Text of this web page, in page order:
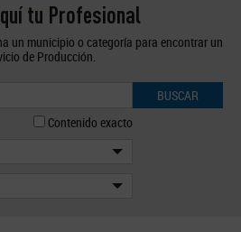
tu Profesional
un municipio o categoría para encontrar un
de Producción.
BUSCAR
Contenido exacto